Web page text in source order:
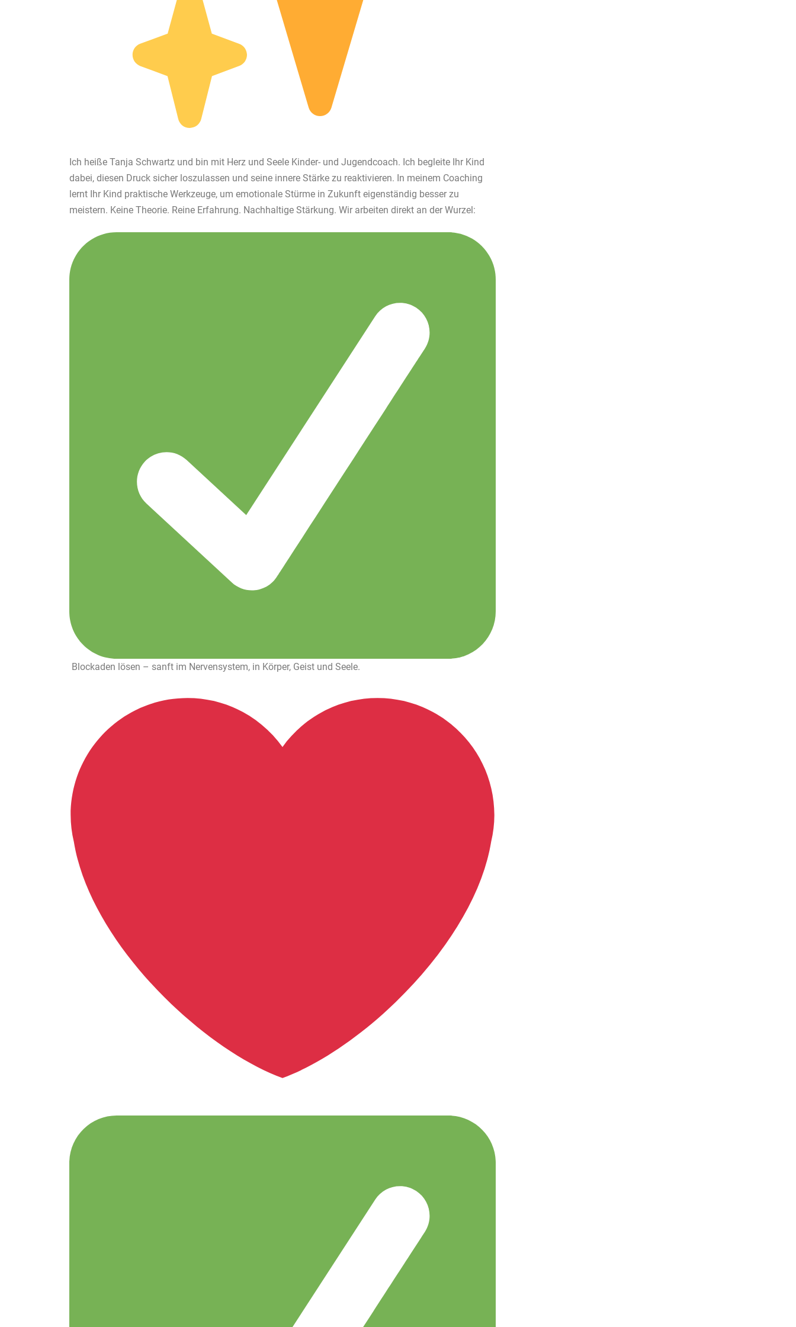
Ich heiße Tanja Schwartz und bin mit Herz und Seele Kinder- und Jugendcoach. Ich begleite Ihr Kind
dabei, diesen Druck sicher loszulassen und seine innere Stärke zu reaktivieren. In meinem Coaching
lernt Ihr Kind praktische Werkzeuge, um emotionale Stürme in Zukunft eigenständig besser zu
meistern. Keine Theorie. Reine Erfahrung. Nachhaltige Stärkung. Wir arbeiten direkt an der Wurzel:
Blockaden lösen – sanft im Nervensystem, in Körper, Geist und Seele.